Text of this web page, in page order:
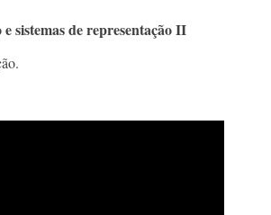
sistemas de representação II